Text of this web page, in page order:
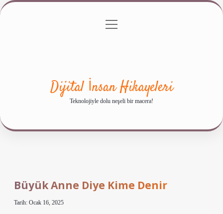
Gizlilik Politikası
menüyü
Dijital İnsan Hikayeleri
Teknolojiyle dolu neşeli bir macera!
Büyük Anne Diye Kime Denir
Tarih: Ocak 16, 2025